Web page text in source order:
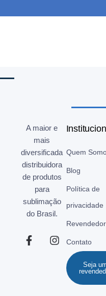
A maior e
mais
diversificada
distribuidora
de produtos
para
sublimação
do Brasil.
Quem
Blog
Política de
privacidade
Contato
Seja